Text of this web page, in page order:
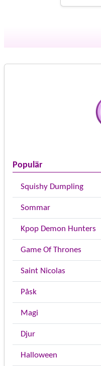
Populär
Squishy Dumpling
Sommar
Kpop Demon Hunters
Game Of Thrones
Saint Nicolas
Påsk
Magi
Djur
Halloween